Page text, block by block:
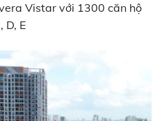
Vistar với 1300 căn hộ
D, E